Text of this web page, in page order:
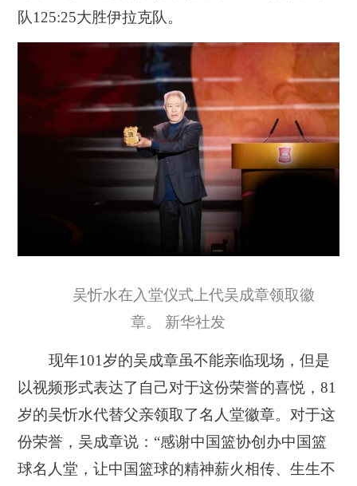
队125:25大胜伊拉克队。
吴忻水在入堂仪式上代吴成章领取徽
章。 新华社发
现年101岁的吴成章虽不能亲临现场，但是
以视频形式表达了自己对于这份荣誉的喜悦，81
岁的吴忻水代替父亲领取了名人堂徽章。对于这
份荣誉，吴成章说：“感谢中国篮协创办中国篮
球名人堂，让中国篮球的精神薪火相传、生生不